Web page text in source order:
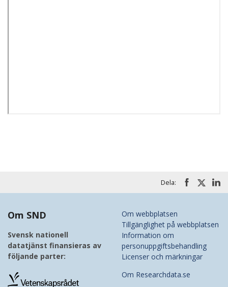
Dela:
Om SND
Svensk nationell
datatjänst finansieras av
följande parter:
Om webbplatsen
Tillgänglighet på webbplatsen
Information om
personuppgiftsbehandling
Licenser och märkningar
Om Researchdata.se